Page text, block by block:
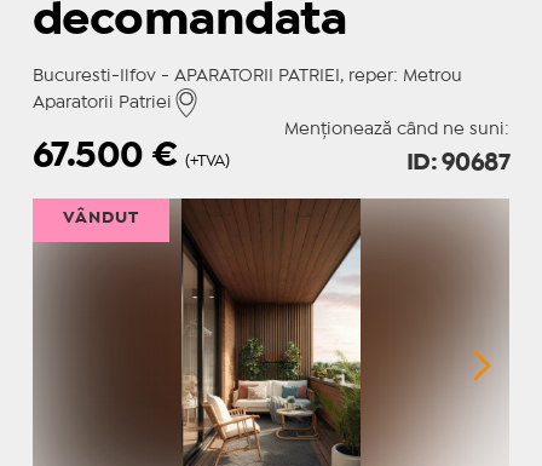
decomandata
Bucuresti-Ilfov - APARATORII PATRIEI, reper: Metrou
Aparatorii Patriei
Menționează când ne suni:
67.500€ (+TVA) ID: 90687
VÂNDUT